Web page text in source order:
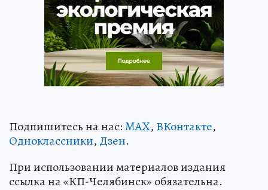
Подпишитесь на нас:MAX, ВКонтакте,
Одноклассники, Дзен.
При использовании материалов издания
ссылка на «КП-Челябинск» обязательна.